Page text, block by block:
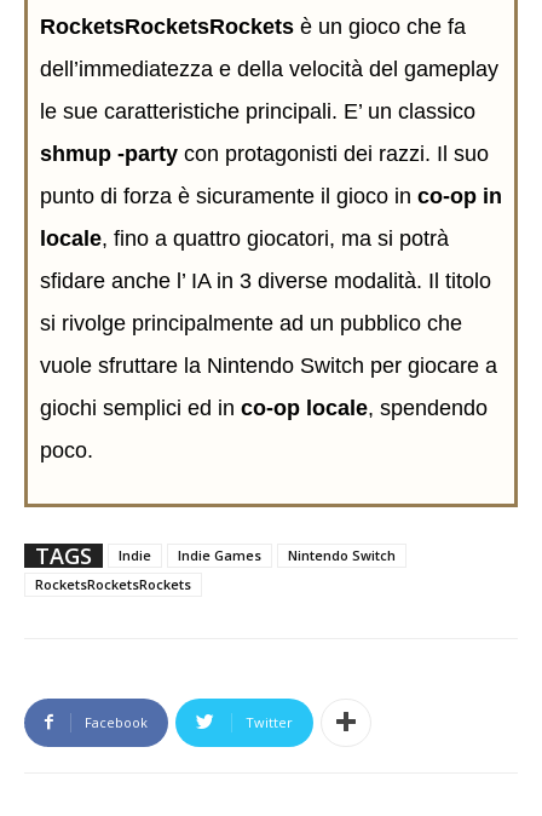
RocketsRocketsRockets è un gioco che fa
dell’immediatezza e della velocità del gameplay
le sue caratteristiche principali. E’ un classico
shmup -party con protagonisti dei razzi. Il suo
punto di forza è sicuramente il gioco in co-op in
locale, fino a quattro giocatori, ma si potrà
sfidare anche l’ IA in 3 diverse modalità. Il titolo
si rivolge principalmente ad un pubblico che
vuole sfruttare la Nintendo Switch per giocare a
giochi semplici ed in co-op locale, spendendo
poco.
TAGS Indie Indie Games
Nintendo Switch
RocketsRocketsRockets
Facebook Twitter